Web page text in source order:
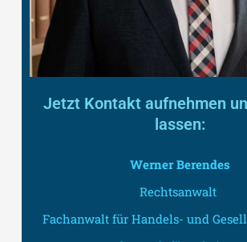
Jetzt Kontakt aufnehmen
lassen:
Werner Berendes
Rechtsanwalt
Fachanwalt für Handels- und